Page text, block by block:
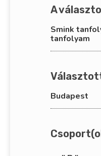
A
Smink
tanfolyam
Budapest